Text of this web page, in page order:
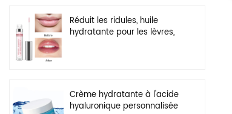
Réduit les ridules, huile
hydratante pour les lèvres,
Crème hydratante à l'acide
hyaluronique personnalisée